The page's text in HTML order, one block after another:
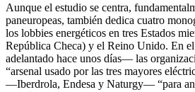
Aunque el estudio se centra,
paneuropeas, también dedica cuatro
los lobbies energéticos en tres Estados
República Checa) y el Reino Unido. En
adelantado hace unos días— las
“arsenal usado por las tres mayores
—Iberdrola, Endesa y Naturgy— “para